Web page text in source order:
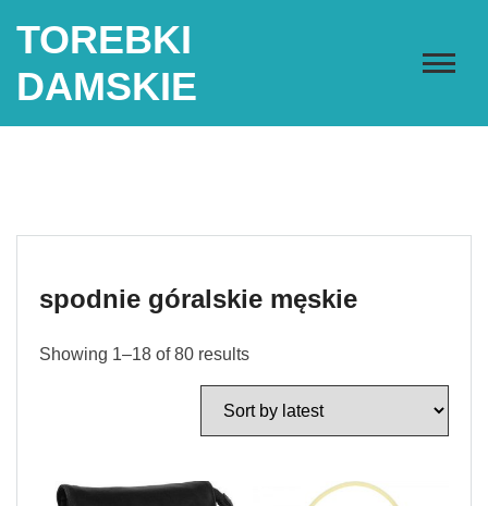
TOREBKI
DAMSKIE
spodnie góralskie męskie
Showing 1–18 of 80 results